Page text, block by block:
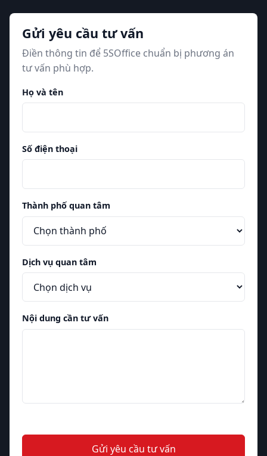
Gửi yêu cầu tư vấn
Điền thông tin để 5SOffice chuẩn bị phương án
tư vấn phù hợp.
Họ và tên
Số điện thoại
Thành phố quan tâm
Dịch vụ quan tâm
Nội dung cần tư vấn
Gửi yêu cầu tư vấn